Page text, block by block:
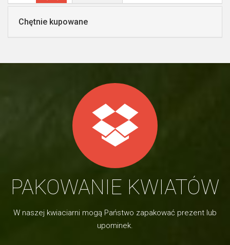
Chętnie kupowane
PAKOWANIE KWIATÓW
W naszej kwiaciarni mogą Państwo zapakować prezent lub
upominek.